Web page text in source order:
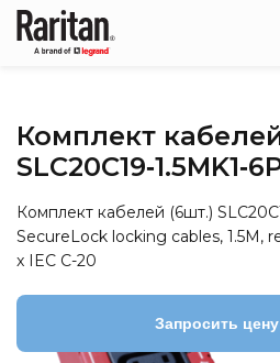
Комплект
Комплект кабелей (6шт.)
SecureLock locking cables, 1.5M,
x IEC C-20
Запросить